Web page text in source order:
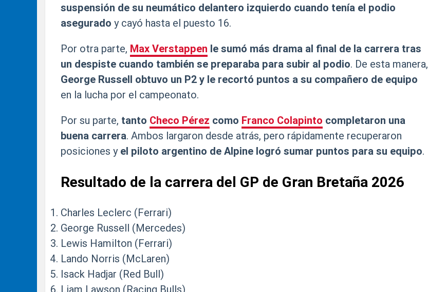
suspensión de su neumático delantero izquierdo cuando tenía el podio
asegurado y cayó hasta el puesto 16.
Por otra parte, Max Verstappen le sumó más drama al final de la carrera tras
un despiste cuando también se preparaba para subir al podio. De esta manera,
George Russell obtuvo un P2 y le recortó puntos a su compañero de equipo
en la lucha por el campeonato.
Por su parte, tanto Checo Pérez como Franco Colapinto completaron una
buena carrera. Ambos largaron desde atrás, pero rápidamente recuperaron
posiciones y el piloto argentino de Alpine logró sumar puntos para su equipo.
Resultado de la carrera del GP de Gran Bretaña 2026
Charles Leclerc (Ferrari)
George Russell (Mercedes)
Lewis Hamilton (Ferrari)
Lando Norris (McLaren)
Isack Hadjar (Red Bull)
Liam Lawson (Racing Bulls)